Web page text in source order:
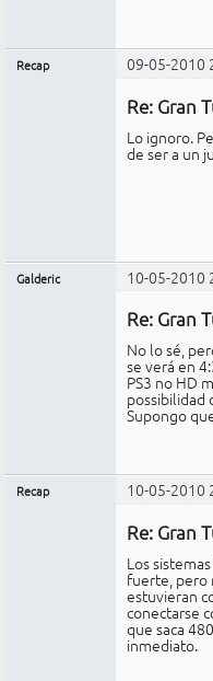
Recap 09-05-2010
Re: Gran
Lo ignoro.
de ser a un
Galderic 10-05-2010
Re: Gran
No lo sé,
se verá en
PS3 no HD
possibilidad
Supongo
Recap 10-05-2010
Re: Gran
Los
fuerte, pero
estuvieran
conectarse
que saca
inmediato.